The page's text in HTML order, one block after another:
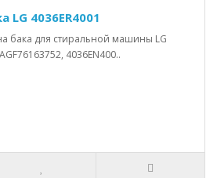
LG 4036ER4001
бака для стиральной машины LG
4036EN400..